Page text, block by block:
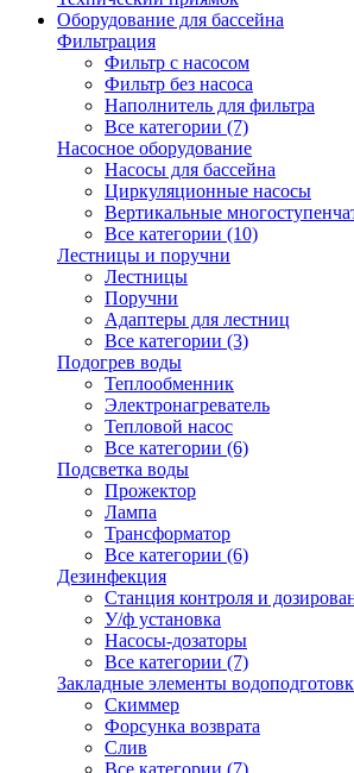
Оборудование для бассейна
Фильтрация
Фильтр с насосом
Фильтр без насоса
Наполнитель для фильтра
Все категории (7)
Насосное оборудование
Насосы для бассейна
Циркуляционные насосы
Вертикальные
Все категории (10)
Лестницы и поручни
Лестницы
Поручни
Адаптеры для лестниц
Все категории (3)
Подогрев воды
Теплообменник
Электронагреватель
Тепловой насос
Все категории (6)
Подсветка воды
Прожектор
Лампа
Трансформатор
Все категории (6)
Дезинфекция
Станция контроля и
У/ф установка
Насосы-дозаторы
Все категории (7)
Закладные элементы
Скиммер
Форсунка возврата
Слив
Все категории (7)